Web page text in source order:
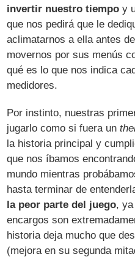
invertir nuestro tiempo y
que nos pedirá que le
aclimatarnos a ella antes
movernos por sus menús
qué es lo que nos indica
medidores.
Por instinto, nuestras
jugarlo como si fuera un
la historia principal y
que nos íbamos
mundo mientras
hasta terminar de
la peor parte del juego,
encargos son
historia deja mucho que
(mejora en su segunda